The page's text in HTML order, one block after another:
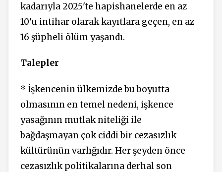
kadarıyla 2025'te hapishanelerde en az
10’u intihar olarak kayıtlara geçen, en az
16 şüpheli ölüm yaşandı.
Talepler
* İşkencenin ülkemizde bu boyutta
olmasının en temel nedeni, işkence
yasağının mutlak niteliği ile
bağdaşmayan çok ciddi bir cezasızlık
kültürünün varlığıdır. Her şeyden önce
cezasızlık politikalarına derhal son